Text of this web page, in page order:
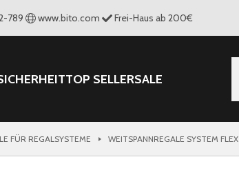
789 www.bito.com Frei-Haus ab 200€
TOP SELLERSALE
FÜR REGALSYSTEME WEITSPANNREGALE SYSTEM FLEX